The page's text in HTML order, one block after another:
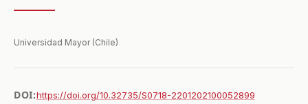
Universidad Mayor (Chile)
DOI:https://doi.org/10.32735/S0718-2201202100052899